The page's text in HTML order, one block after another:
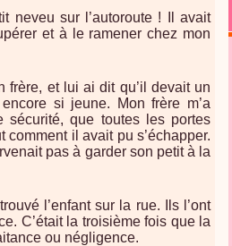
neveu sur l’autoroute ! Il avait
et à le ramener chez mon
frère, et lui ai dit qu’il devait un
si jeune. Mon frère m’a
sécurité, que toutes les portes
comment il avait pu s’échapper.
pas à garder son petit à la
l’enfant sur la rue. Ils l’ont
C’était la troisième fois que la
ou négligence.